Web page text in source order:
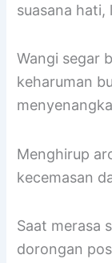
suasana hati,
Wangi segar
keharuman
Menghirup
kecemasan
Saat merasa
dorongan